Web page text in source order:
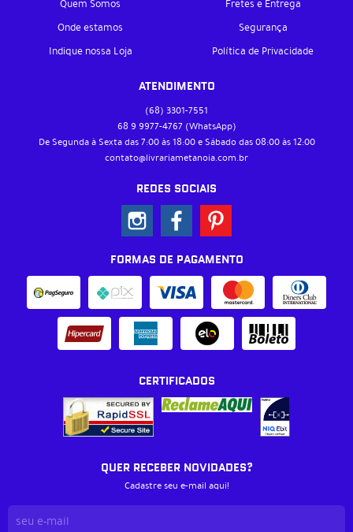
Quem Somos
Onde estamos
Indique nossa Loja
Fretes e Entrega
Segurança
Política de Privacidade
ATENDIMENTO
(68) 3301-7551
68 9 9977-4767 (WhatsApp)
De Segunda à Sexta das 7:00 às 18:00 e Sábado das 08:00 às 12:00
contato@livrariametanoia.com.br
REDES SOCIAIS
FORMAS DE PAGAMENTO
CERTIFICADOS
QUER RECEBER NOVIDADES?
Cadastre seu e-mail aqui!